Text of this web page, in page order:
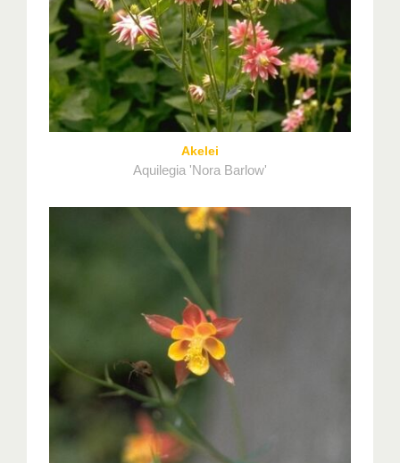
Akelei
Aquilegia 'Nora Barlow'